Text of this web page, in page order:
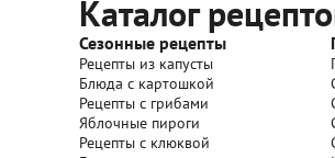
Каталог
Сезонные рецепты
Рецепты из капусты
Блюда с картошкой
Рецепты с грибами
Яблочные пироги
Рецепты с клюквой